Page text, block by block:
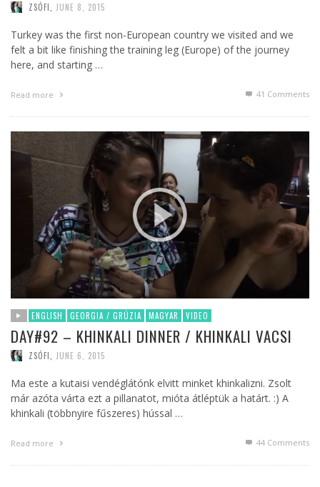
ZSÓFI JUNE 8, 2015
Turkey was the first non-European country we visited and we
felt a bit like finishing the training leg (Europe) of the journey
here, and starting …
Read more 41 Comments
ENGLISH GEORGIA / GRÚZIA MAGYAR VIDEO
DAY#92 – KHINKALI DINNER / KHINKALI VACSI
ZSÓFI JUNE 6, 2015
Ma este a kutaisi vendéglátónk elvitt minket khinkalizni. Zsolt
már azóta várta ezt a pillanatot, mióta átléptük a határt. :) A
khinkali (többnyire fűszeres) hússal …
Read more 44 Comments